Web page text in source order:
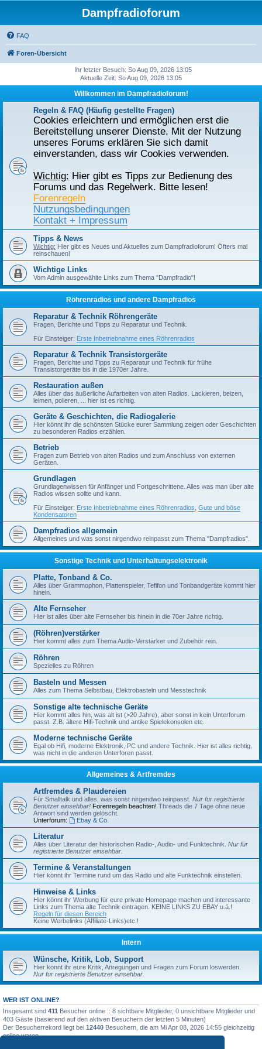
Dampfradioforum
FAQ
Foren-Übersicht
Ihr letzter Besuch: So Aug 09, 2026 13:05
Aktuelle Zeit: So Aug 09, 2026 13:05
Willkommen im Dampfradioforum!
Regeln & FAQ (Häufig gestellte Fragen)
Cookies erleichtern und ermöglichen erst die
Bereitstellung unserer Dienste. Mit der Nutzung
unseres Forums erklären Sie sich damit
einverstanden, dass wir Cookies verwenden.
Wichtig: Hier gibt es Tipps zur Bedienung des
Forums und das Regelwerk. Bitte lesen!
Forenregeln
Nutzungsbedingungen
Kontakt + Impressum
Tipps & News
Wichtig: Hier gibt es Neues und Aktuelles zum Dampfradioforum! Öfters mal
reinschauen!
Wichtige Links
Vom Admin ausgewählte Links zum Thema "Dampfradio"!
Röhrenradios und andere Dampfradios
Reparatur & Technik Röhrengeräte
Fragen, Berichte und Tipps zu Reparatur und Technik.
Für Einsteiger: Erste Inbetriebnahme eines Röhrenradios
Reparatur & Technik Transistorgeräte
Fragen, Berichte und Tipps zu Reparatur und Technik für frühe
Transistorgeräte bis in die 1970er Jahre.
Restauration außen
Alles über das äußerliche Aufarbeiten von alten Radios. Lackieren, beizen,
leimen, polieren, ... hier ist es richtig.
Geräte & Geschichten, die Radiogalerie
Hier könnt ihr die schönsten Stücke eurer Sammlung zeigen oder Geschichten
zu besonderen Radios erzählen.
Betrieb
Fragen zum Betrieb von alten Radios und zum Anschluss von externen
Geräten.
Grundlagen
Grundlagenwissen für Anfänger und Fortgeschrittene. Alles was man über alte
Radios wissen sollte und kann.
Für Einsteiger: Erste Inbetriebnahme eines Röhrenradios Gute und böse
Kondensatoren
Dampfradios allgemein
Allgemeines und was sonst nirgendwo reinpasst zum Thema "Dampfradios".
Sonstige Technik und Unterhaltungselektronik
Platte, Tonband & Co.
Alles über Grammophon, Plattenspieler, Tefifon und Tonbandgeräte kommt hier
hinein.
Alte Fernseher
Hier ist alles über alte Fernseher bis hinein in die 70er Jahre richtig.
(Röhren)verstärker
Hier kommt alles zum Thema Audio-Verstärker und Zubehör rein.
Röhren
Spezielles zu Röhren
Basteln und Messen
Alles zum Thema Selbstbau, Elektrobasteln und Messtechnik
Sonstige alte technische Geräte
Hier kommt alles hin, was alt ist (>20 Jahre), aber sonst in kein Unterforum
passt. Z.B. ältere Hifi-Technik und antike Spielekonsolen etc.
Moderne technische Geräte
Egal ob Hifi, moderne Elektronik, PC und andere Technik. Hier ist alles richtig,
was nicht in die anderen Unterforen passt.
Allgemeines & Artfremdes
Artfremdes & Plaudereien
Für Smalltalk und alles, was sonst nirgendwo reinpasst. Nur für registrierte
Benutzer einsehbar! Forenregeln beachten! Threads die 7 Tage ohne neue
Antwort sind werden gelöscht.
Unterforum:
Ebay & Co.
Literatur
Alles über Literatur der historischen Radio-, Audio- und Funktechnik. Nur für
registrierte Benutzer einsehbar.
Termine & Veranstaltungen
Hier könnt ihr Termine rund um das Radio und alte Funktechnik einstellen.
Hinweise & Links
Hier könnt ihr Werbung für eure private Homepage machen und interessante
Links zum Thema alte Technik eintragen. KEINE LINKS ZU EBAY u.ä.!
Regeln für diesen Bereich
Keine Werbelinks (Affiliate-Links)etc.!
Intern
Wünsche, Kritik, Lob, Support
Hier könnt ihr eure Kritik, Anregungen und Fragen zum Forum loswerden.
Nur für registrierte Benutzer einsehbar.
WER IST ONLINE?
Insgesamt sind 411 Besucher online :: 8 sichtbare Mitglieder, 0 unsichtbare Mitglieder und
403 Gäste (basierend auf den aktiven Besuchern der letzten 5 Minuten)
Der Besucherrekord liegt bei 12440 Besuchern, die am Mi Apr 08, 2026 14:55 gleichzeitig
online waren.